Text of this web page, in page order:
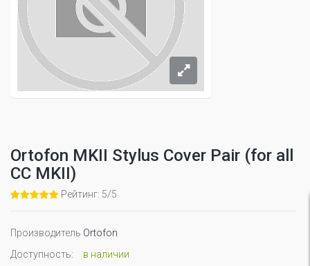
Ortofon MKII Stylus Cover Pair (for all
CC MKII)
Рейтинг: 5/5
Производитель Ortofon
Доступность:
в наличии